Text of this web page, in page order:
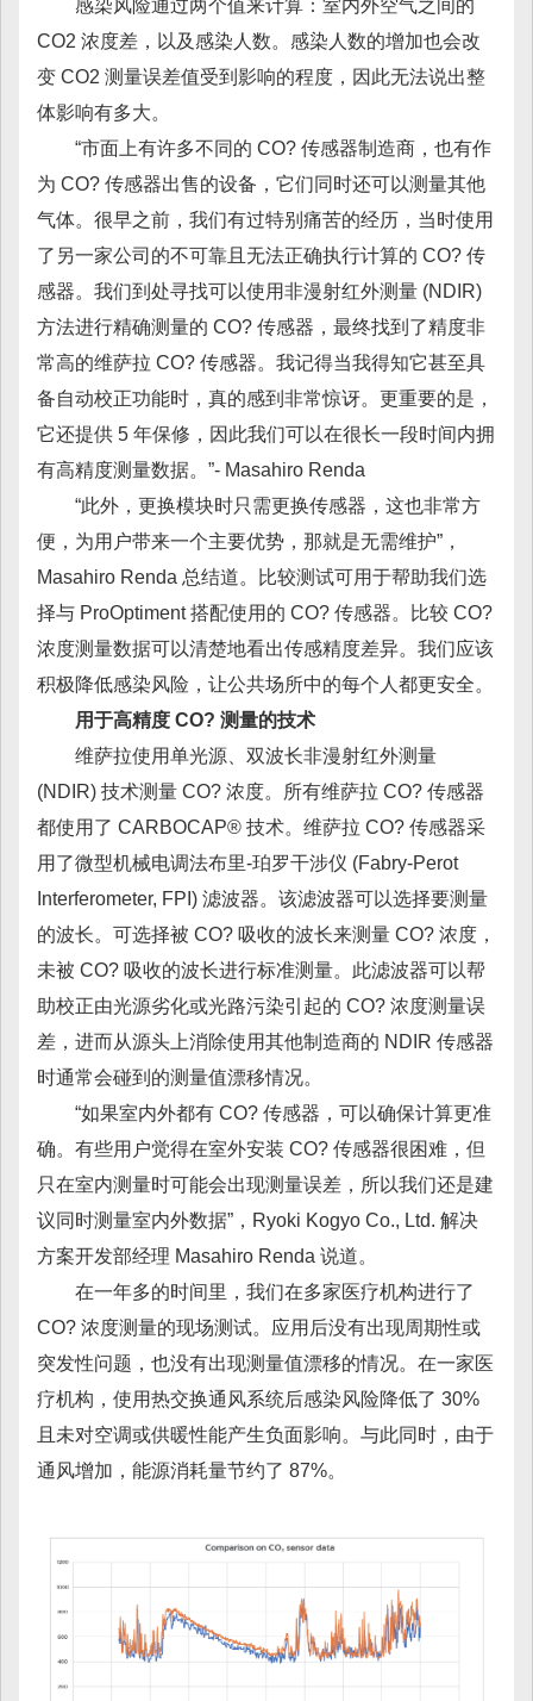
感染风险通过两个值来计算：室内外空气之间的
CO2 浓度差，以及感染人数。感染人数的增加也会改
变 CO2 测量误差值受到影响的程度，因此无法说出整
体影响有多大。
“市面上有许多不同的 CO? 传感器制造商，也有作
为 CO? 传感器出售的设备，它们同时还可以测量其他
气体。很早之前，我们有过特别痛苦的经历，当时使用
了另一家公司的不可靠且无法正确执行计算的 CO? 传
感器。我们到处寻找可以使用非漫射红外测量 (NDIR)
方法进行精确测量的 CO? 传感器，最终找到了精度非
常高的维萨拉 CO? 传感器。我记得当我得知它甚至具
备自动校正功能时，真的感到非常惊讶。更重要的是，
它还提供 5 年保修，因此我们可以在很长一段时间内拥
有高精度测量数据。”- Masahiro Renda
“此外，更换模块时只需更换传感器，这也非常方
便，为用户带来一个主要优势，那就是无需维护”，
Masahiro Renda 总结道。比较测试可用于帮助我们选
择与 ProOptiment 搭配使用的 CO? 传感器。比较 CO?
浓度测量数据可以清楚地看出传感精度差异。我们应该
积极降低感染风险，让公共场所中的每个人都更安全。
用于高精度 CO? 测量的技术
维萨拉使用单光源、双波长非漫射红外测量
(NDIR) 技术测量 CO? 浓度。所有维萨拉 CO? 传感器
都使用了 CARBOCAP® 技术。维萨拉 CO? 传感器采
用了微型机械电调法布里-珀罗干涉仪 (Fabry-Perot
Interferometer, FPI) 滤波器。该滤波器可以选择要测量
的波长。可选择被 CO? 吸收的波长来测量 CO? 浓度，
未被 CO? 吸收的波长进行标准测量。此滤波器可以帮
助校正由光源劣化或光路污染引起的 CO? 浓度测量误
差，进而从源头上消除使用其他制造商的 NDIR 传感器
时通常会碰到的测量值漂移情况。
“如果室内外都有 CO? 传感器，可以确保计算更准
确。有些用户觉得在室外安装 CO? 传感器很困难，但
只在室内测量时可能会出现测量误差，所以我们还是建
议同时测量室内外数据”，Ryoki Kogyo Co., Ltd. 解决
方案开发部经理 Masahiro Renda 说道。
在一年多的时间里，我们在多家医疗机构进行了
CO? 浓度测量的现场测试。应用后没有出现周期性或
突发性问题，也没有出现测量值漂移的情况。在一家医
疗机构，使用热交换通风系统后感染风险降低了 30%
且未对空调或供暖性能产生负面影响。与此同时，由于
通风增加，能源消耗量节约了 87%。